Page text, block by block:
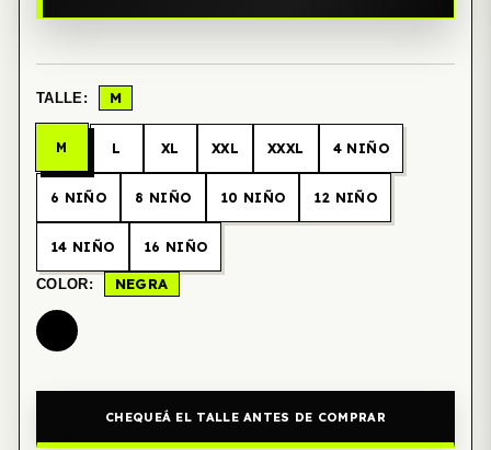
TALLE: M
M L XL XXL XXXL 4 NIÑO
6 NIÑO 8 NIÑO 10 NIÑO 12 NIÑO
14 NIÑO 16 NIÑO
COLOR: NEGRA
CHEQUEÁ EL TALLE ANTES DE COMPRAR